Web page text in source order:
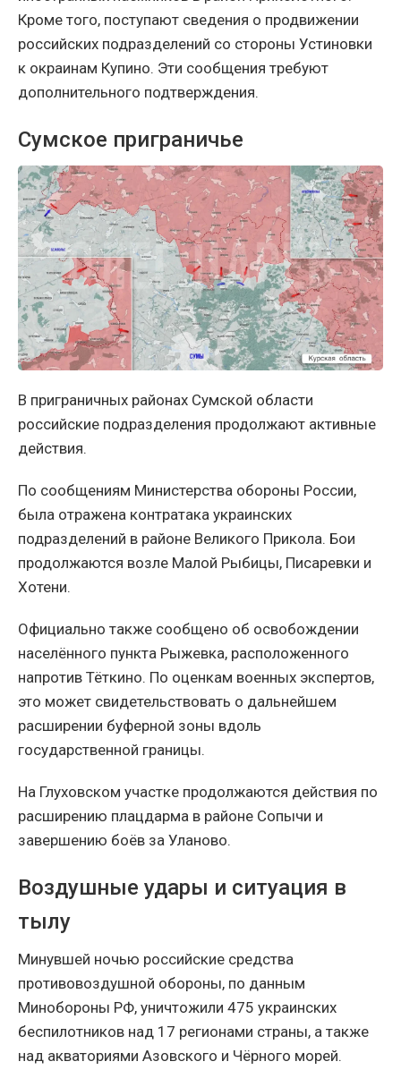
Кроме того, поступают сведения о продвижении
российских подразделений со стороны Устиновки
к окраинам Купино. Эти сообщения требуют
дополнительного подтверждения.
Сумское приграничье
В приграничных районах Сумской области
российские подразделения продолжают активные
действия.
По сообщениям Министерства обороны России,
была отражена контратака украинских
подразделений в районе Великого Прикола. Бои
продолжаются возле Малой Рыбицы, Писаревки и
Хотени.
Официально также сообщено об освобождении
населённого пункта Рыжевка, расположенного
напротив Тёткино. По оценкам военных экспертов,
это может свидетельствовать о дальнейшем
расширении буферной зоны вдоль
государственной границы.
На Глуховском участке продолжаются действия по
расширению плацдарма в районе Сопычи и
завершению боёв за Уланово.
Воздушные удары и ситуация в
тылу
Минувшей ночью российские средства
противовоздушной обороны, по данным
Минобороны РФ, уничтожили 475 украинских
беспилотников над 17 регионами страны, а также
над акваториями Азовского и Чёрного морей.